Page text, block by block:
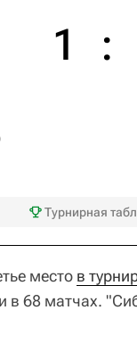
1 :
Турнирная
место в
в 68 матчах.